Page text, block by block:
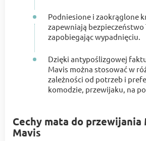
Podniesione i zaokrąglone
zapewniają bezpieczeństwo
zapobiegając wypadnięciu.
Dzięki antypoślizgowej
Mavis można stosować w
zależności od potrzeb i
komodzie, przewijaku, na
Cechy mata do przewijania
Mavis